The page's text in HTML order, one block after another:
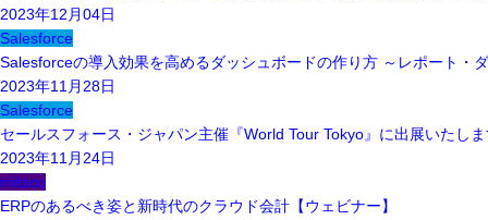
2023年12月04日
Salesforce
Salesforceの導入効果を高めるダッシュボードの作り方 ～レポート・
2023年11月28日
Salesforce
セールスフォース・ジャパン主催『World Tour Tokyo』に出展いたし
2023年11月24日
mitoco
ERPのあるべき姿と新時代のクラウド会計【ウェビナー】